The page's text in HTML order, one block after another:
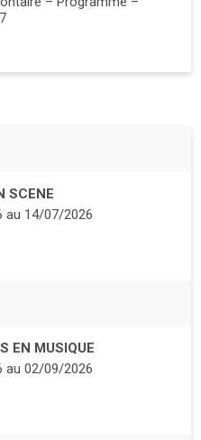
SCENE
au 14/07/2026
EN MUSIQUE
au 02/09/2026